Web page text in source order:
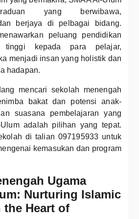
yang berwibawa,
berjaya di pelbagai bidang.
peluang pendidikan
tinggi kepada para pelajar,
menjadi insan yang holistik dan
hadapan.
mencari sekolah menengah
bakat dan potensi anak-
suasana pembelajaran yang
adalah pilihan yang tepat.
di talian 097195933 untuk
kemasukan dan program
Ugama
Nurturing Islamic
Heart of